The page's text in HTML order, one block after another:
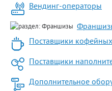
Вендинг-операторы
Поставщики
Поставщики
Дополнительное